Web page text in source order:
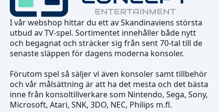
I vår webshop hittar du ett av Skandinaviens största
utbud av TV-spel. Sortimentet innehåller både nytt
och begagnat och sträcker sig från sent 70-tal till de
senaste släppen för dagens moderna konsoler.
Förutom spel så säljer vi även konsoler samt tillbehör
och vår målsättning är att ha det mesta och det bästa
inne från konsoltillverkare som Nintendo, Sega, Sony,
Microsoft, Atari, SNK, 3DO, NEC, Philips m.fl.